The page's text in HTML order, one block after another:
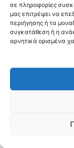
σε πληροφορίες
μας επιτρέψει να
περιήγησης ή τα
συγκατάθεση ή η
αρνητικά ορισμένα